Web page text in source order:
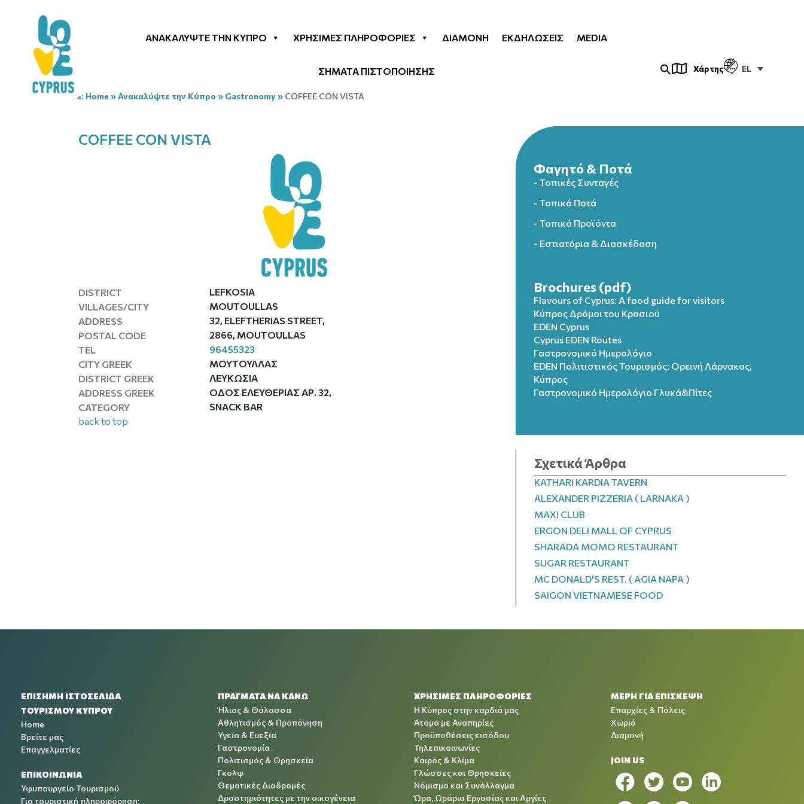
ΑΝΑΚΑΛΎΨΤΕ ΤΗΝ ΚΎΠΡΟ ΧΡΉΣΙΜΕΣ ΠΛΗΡΟΦΟΡΊΕΣ ΔΙΑΜΟΝΉ ΕΚΔΗΛΏΣΕΙΣ MEDIA
ΣΗΜΑΤΑ ΠΙΣΤΟΠΟΙΗΣΗΣ Χάρτης EL
You are here: Home »Ανακαλύψτε την Κύπρο » Gastronomy» COFFEE CON VISTA
COFFEE CON VISTA
DISTRICT
LEFKOSIA
VILLAGES/CITY
MOUTOULLAS
ADDRESS
32, ELEFTHERIAS STREET,
POSTAL CODE
2866, MOUTOULLAS
TEL
96455323
CITY GREEK
ΜΟΥΤΟΥΛΛΑΣ
DISTRICT GREEK
ΛΕΥΚΩΣΙΑ
ADDRESS GREEK
ΟΔΟΣ ΕΛΕΥΘΕΡΙΑΣ ΑΡ. 32,
CATEGORY
SNACK BAR
back to top
Φαγητό & Ποτά
- Τοπικές Συνταγές
- Τοπικά Ποτά
- Τοπικά Προϊόντα
- Εστιατόρια & Διασκέδαση
Brochures (pdf)
Flavours of Cyprus: A food guide for visitors
Κύπρος Δρόμοι του Κρασιού
EDEN Cyprus
Cyprus EDEN Routes
Γαστρονομικό Ημερολόγιο
EDEN Πολιτιστικός Τουρισμός: Ορεινή Λάρνακας,
Κύπρος
Γαστρονομικό Ημερολόγιo Γλυκά&Πίτες
Σχετικά Άρθρα
KATHARI KARDIA TAVERN
ALEXANDER PIZZERIA ( LARNAKA )
MAXI CLUB
ERGON DELI MALL OF CYPRUS
SHARADA MOMO RESTAURANT
SUGAR RESTAURANT
MC DONALD'S REST. ( AGIA NAPA )
SAIGON VIETNAMESE FOOD
ΕΠΙΣΗΜΗ ΙΣΤΟΣΕΛΙΔΑ
ΤΟΥΡΙΣΜΟΥ ΚΥΠΡΟΥ
Home
Βρείτε μας
Επαγγελματίες
ΕΠΙΚΟΙΝΩΝΙΑ
Υφυπουργείο Τουρισμού
Για τουριστική πληροφόρηση:
ΠΡΑΓΜΑΤΑ ΝΑ ΚΑΝΩ
Ήλιος & Θάλασσα
Αθλητισμός & Προπόνηση
Υγεία & Ευεξία
Γαστρονομία
Πολιτισμός & Θρησκεία
Γκολφ
Θεματικές Διαδρομές
Δραστηριότητες με την οικογένεια
ΧΡΉΣΙΜΕΣ ΠΛΗΡΟΦΟΡΊΕΣ
Η Κύπρος στην καρδιά μας
Άτομα με Αναπηρίες
Προϋποθέσεις εισόδου
Τηλεπικοινωνίες
Καιρός & Κλίμα
Γλώσσες και Θρησκείες
Νόμισμα και Συνάλλαγμα
Ώρα, Ωράρια Εργασίας και Αργίες
ΜΕΡΗ ΓΙΑ ΕΠΙΣΚΕΨΗ
Επαρχίες & Πόλεις
Χωριά
Διαμονή
JOIN US